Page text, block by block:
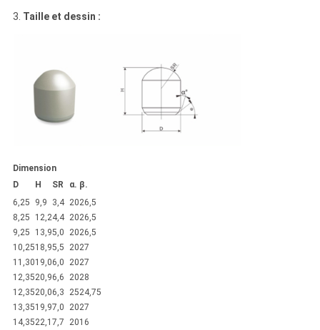
3. Taille et dessin :
Dimension
D
H SR α. β.
6,25
9,9 3,4 2026,5
8,25
12,24,4 2026,5
9,25
13,95,0 2026,5
10,2518,95,5 2027
11,3019,06,0 2027
12,3520,96,6 2028
12,3520,06,3 2524,75
13,3519,97,0 2027
14,3522,1 7,7 2016